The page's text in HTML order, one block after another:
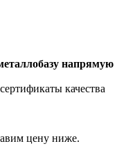
напрямую
качества
цену ниже.